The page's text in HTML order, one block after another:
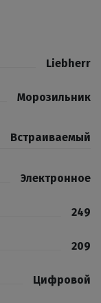
Liebherr
Морозильник
Встраиваемый
Электронное
249
209
Цифровой